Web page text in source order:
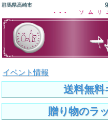
群馬県高崎市
--- ソムリ
イベント情報
送料無料
贈り物のラ